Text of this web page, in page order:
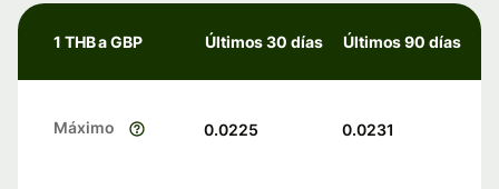
1 THB a GBP Últimos 30 días Últimos 90 días
Máximo 0.0225 0.0231